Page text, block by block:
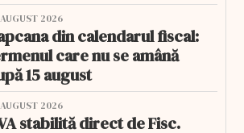
2026
din calendarul fiscal:
care nu se amână
15 august
2026
stabilită direct de Fisc.